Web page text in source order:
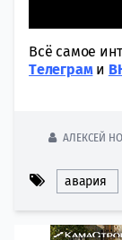
Всё самое
Tелеграми
АЛЕКСЕЙ
авария